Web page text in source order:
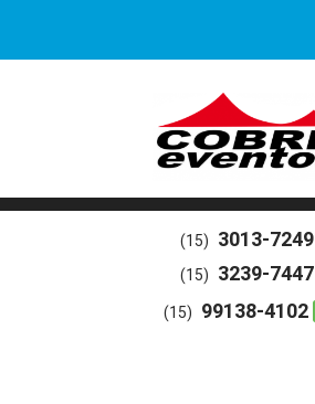
(15) 3013-7249
(15) 3239-7447
(15) 99138-4102